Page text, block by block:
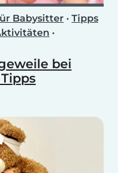
Babysitter • Tipps
•
bei